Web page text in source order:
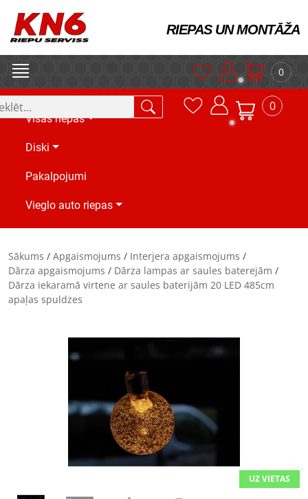
RIEPAS UN MONTĀŽA
0
Visas riepas
Diski
Pakalpojumi
Vieglo auto riepas
0
Sākums / Apgaismojums / Interjera apgaismojums /
Dārza apgaismojums / Dārza lampas ar saules baterejām /
Dārza iekaramā virtene ar saules baterijām 20 LED 485cm
apaļas spuldzes
UZ VIETAS